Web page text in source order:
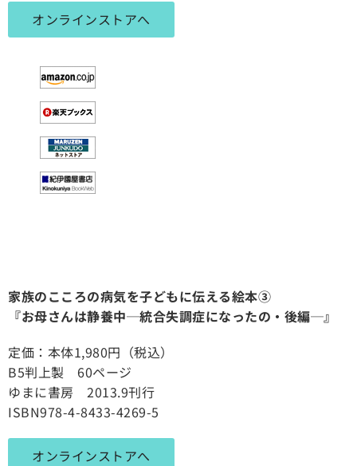
オンラインストアへ
家族のこころの病気を子どもに伝える絵本③
『お母さんは静養中─統合失調症になったの・後編─』
定価：本体1,980円（税込）
B5判上製 60ページ
ゆまに書房 2013.9刊行
ISBN978-4-8433-4269-5
オンラインストアへ